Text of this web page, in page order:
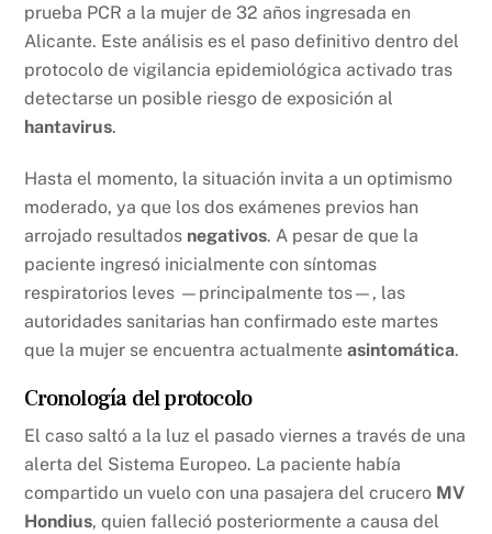
prueba PCR a la mujer de 32 años ingresada en
Alicante. Este análisis es el paso definitivo dentro del
protocolo de vigilancia epidemiológica activado tras
detectarse un posible riesgo de exposición al
hantavirus.
Hasta el momento, la situación invita a un optimismo
moderado, ya que los dos exámenes previos han
arrojado resultados negativos. A pesar de que la
paciente ingresó inicialmente con síntomas
respiratorios leves —principalmente tos—, las
autoridades sanitarias han confirmado este martes
que la mujer se encuentra actualmenteasintomática.
Cronología del protocolo
El caso saltó a la luz el pasado viernes a través de una
alerta del Sistema Europeo. La paciente había
compartido un vuelo con una pasajera del crucero MV
Hondius, quien falleció posteriormente a causa del